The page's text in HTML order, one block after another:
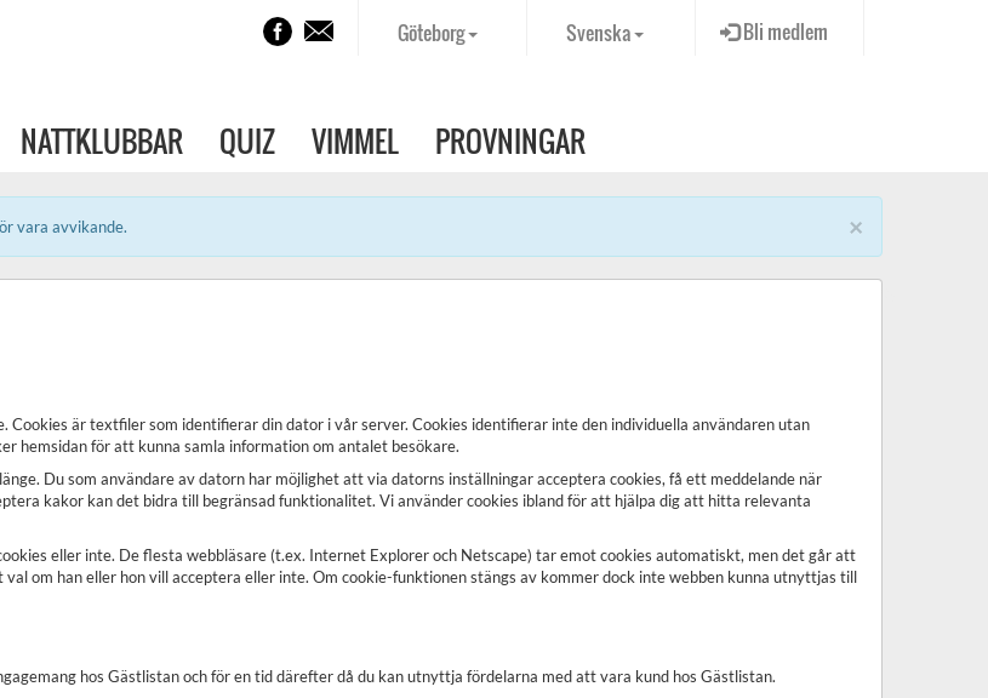
Bli medlem
Svenska
Göteborg
NATTKLUBBAR QUIZ VIMMEL PROVNINGAR
×
vara avvikande.
är textfiler som identifierar din dator i vår server. Cookies identifierar inte den individuella användaren utan
hemsidan för att kunna samla information om antalet besökare.
Du som användare av datorn har möjlighet att via datorns inställningar acceptera cookies, få ett meddelande när
kakor kan det bidra till begränsad funktionalitet. Vi använder cookies ibland för att hjälpa dig att hitta relevanta
eller inte. De flesta webbläsare (t.ex. Internet Explorer och Netscape) tar emot cookies automatiskt, men det går att
om han eller hon vill acceptera eller inte. Om cookie-funktionen stängs av kommer dock inte webben kunna utnyttjas till
hos Gästlistan och för en tid därefter då du kan utnyttja fördelarna med att vara kund hos Gästlistan.